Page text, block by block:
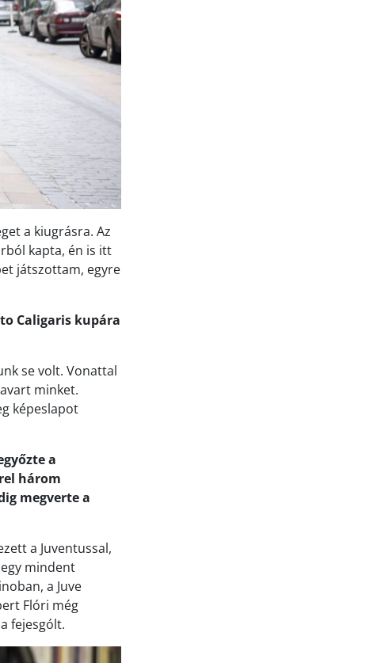
a kiugrásra. Az
kapta, én is itt
játszottam, egyre
Caligaris kupára
se volt. Vonattal
minket.
képeslapot
a
három
megverte a
a Juventussal,
mindent
a Juve
Flóri még
fejesgólt.